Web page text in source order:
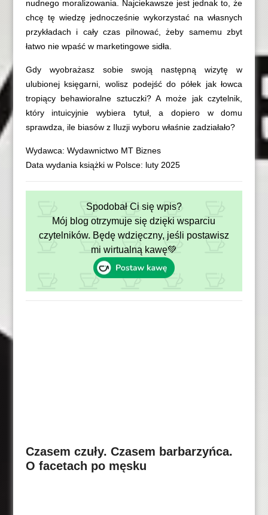
nudnego moralizowania. Najciekawsze jest jednak to, że
chcę tę wiedzę jednocześnie wykorzystać na własnych
przykładach i cały czas pilnować, żeby samemu zbyt
łatwo nie wpaść w marketingowe sidła.
Gdy wyobrażasz sobie swoją następną wizytę w
ulubionej księgarni, wolisz podejść do półek jak łowca
tropiący behawioralne sztuczki? A może jak czytelnik,
który intuicyjnie wybiera tytuł, a dopiero w domu
sprawdza, ile biasów z Iluzji wyboru właśnie zadziałało?
Wydawca: Wydawnictwo MT Biznes
Data wydania książki w Polsce: luty 2025
Spodobał Ci się wpis?
Mój blog otrzymuje się dzięki wsparciu
czytelników. Będę wdzięczny, jeśli postawisz
mi wirtualną kawę💚
Czasem czuły. Czasem barbarzyńca.
O facetach po męsku